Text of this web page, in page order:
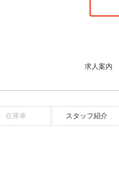
求人案内
在庫車 スタッフ紹介